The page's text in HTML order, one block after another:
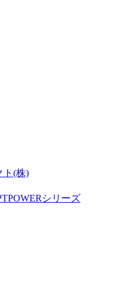
ト(株)
シリーズ